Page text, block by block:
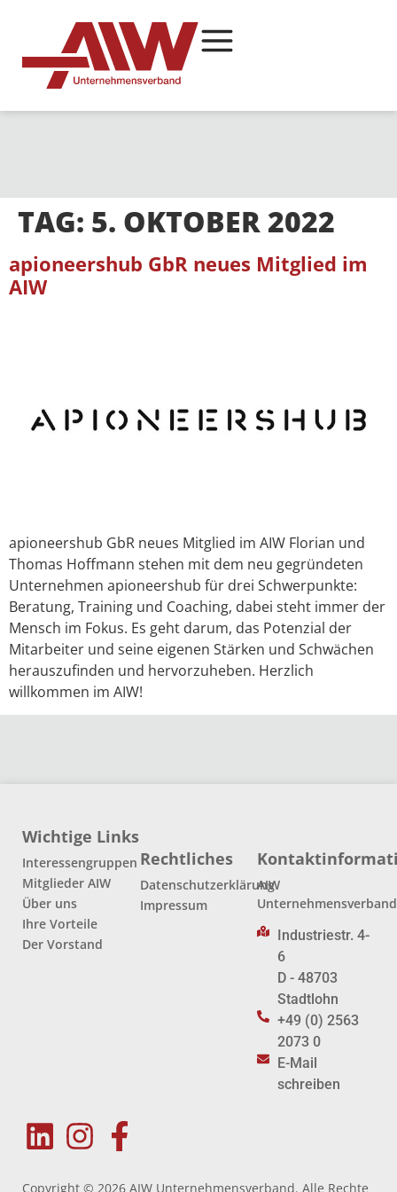
TAG: 5. OKTOBER 2022
apioneershub GbR neues Mitglied im
AIW
apioneershub GbR neues Mitglied im AIW Florian und
Thomas Hoffmann stehen mit dem neu gegründeten
Unternehmen apioneershub für drei Schwerpunkte:
Beratung, Training und Coaching, dabei steht immer der
Mensch im Fokus. Es geht darum, das Potenzial der
Mitarbeiter und seine eigenen Stärken und Schwächen
herauszufinden und hervorzuheben. Herzlich
willkommen im AIW!
Wichtige Links
Interessengruppen
Mitglieder AIW
Über uns
Ihre Vorteile
Der Vorstand
Rechtliches
Datenschutzerklärung
Impressum
AIW
Unternehmensverband
Industriestr. 4-
6
D - 48703
Stadtlohn
+49 (0) 2563
2073 0
E-Mail
schreiben
Copyright © 2026 AIW Unternehmensverband. Alle Rechte